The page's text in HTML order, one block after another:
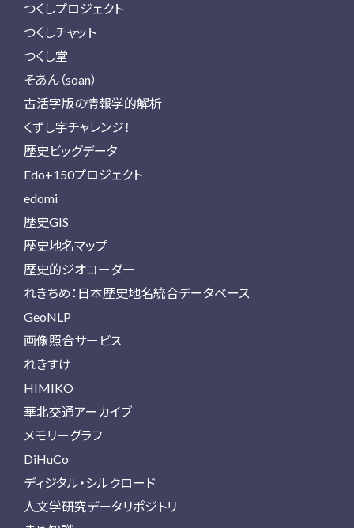
つくしプロジェクト
つくしチャット
つくし堂
そあん（soan）
古活字版の情報学的解析
くずし字チャレンジ！
歴史ビッグデータ
Edo+150プロジェクト
edomi
歴史GIS
歴史地名マップ
歴史的ジオコーダー
れきちめ：日本歴史地名統合データベース
GeoNLP
画像照合サービス
れきすけ
HIMIKO
華北交通アーカイブ
メモリーグラフ
DiHuCo
ディジタル・シルクロード
人文学研究データリポジトリ